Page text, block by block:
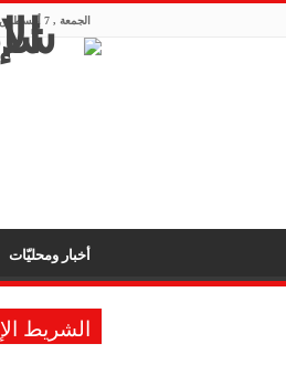
الجمعة , 7 أغسطس 2026
أخبار ومحليّات
الشريط